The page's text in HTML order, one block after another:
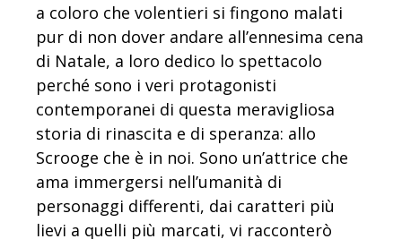
a coloro che volentieri si fingono malati
pur di non dover andare all’ennesima cena
di Natale, a loro dedico lo spettacolo
perché sono i veri protagonisti
contemporanei di questa meravigliosa
storia di rinascita e di speranza: allo
Scrooge che è in noi. Sono un’attrice che
ama immergersi nell’umanità di
personaggi differenti, dai caratteri più
lievi a quelli più marcati, vi racconterò